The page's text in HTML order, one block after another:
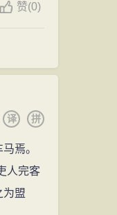
赞(0)
拼
译
焉。
人完客
为盟